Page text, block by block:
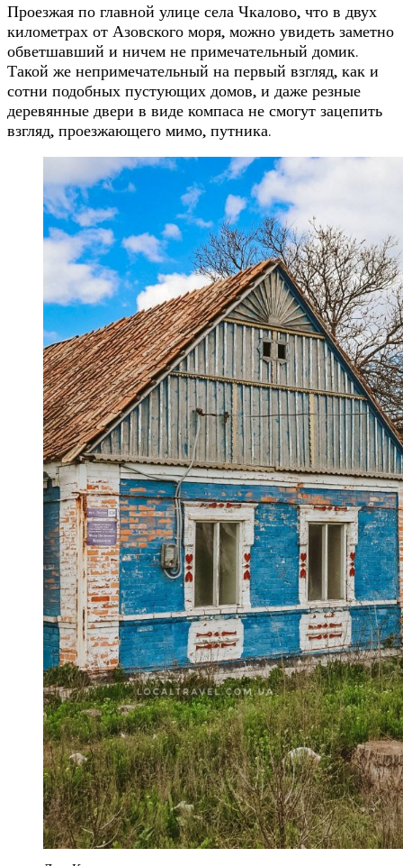
Проезжая по главной улице села Чкалово, что в двух
километрах от Азовского моря, можно увидеть заметно
обветшавший и ничем не примечательный домик.
Такой же непримечательный на первый взгляд, как и
сотни подобных пустующих домов, и даже резные
деревянные двери в виде компаса не смогут зацепить
взгляд, проезжающего мимо, путника.